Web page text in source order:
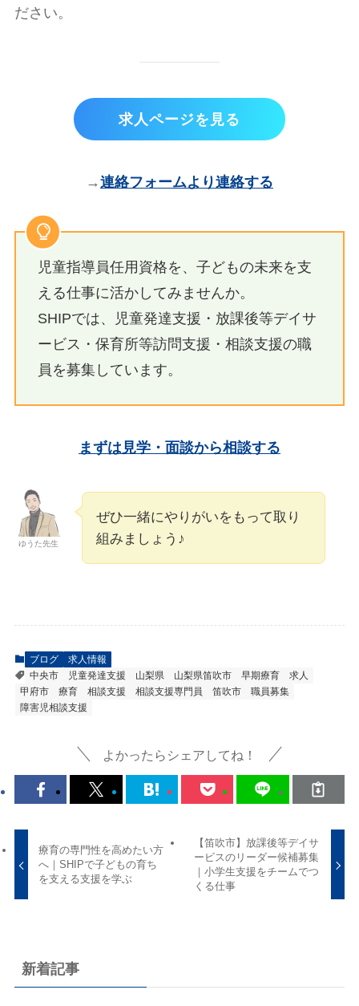
ださい。
求人ページを見る
→連絡フォームより連絡する
児童指導員任用資格を、子どもの未来を支
える仕事に活かしてみませんか。
SHIPでは、児童発達支援・放課後等デイサ
ービス・保育所等訪問支援・相談支援の職
員を募集しています。
まずは見学・面談から相談する
ゆうた先生
ぜひ一緒にやりがいをもって取り
組みましょう♪
ブログ
求人情報
中央市
児童発達支援 山梨県 山梨県笛吹市 早期療育
求人
甲府市
療育 相談支援 相談支援専門員 笛吹市
職員募集
障害児相談支援
よかったらシェアしてね！
療育の専門性を高めたい方
へ｜SHIPで子どもの育ち
を支える支援を学ぶ
【笛吹市】放課後等デイサ
ービスのリーダー候補募集
｜小学生支援をチームでつ
くる仕事
新着記事